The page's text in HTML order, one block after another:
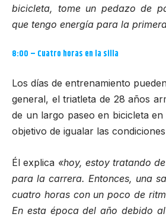
bicicleta, tome un pedazo de
que tengo energía para la
8:00 – Cuatro horas en la silla
Los días de entrenamiento
general, el triatleta de 28 años
de un largo paseo en bicicleta
objetivo de igualar las
Él explica «hoy, estoy tratando
para la carrera. Entonces, una
cuatro horas con un poco de
En esta época del año debido